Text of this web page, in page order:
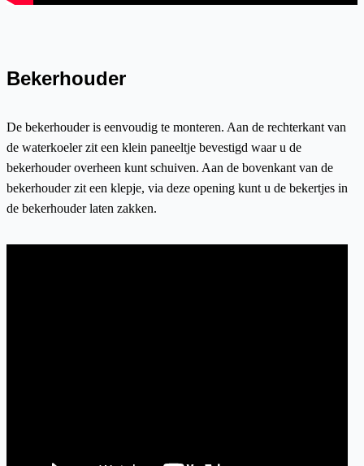
Bekerhouder
De bekerhouder is eenvoudig te monteren. Aan de rechterkant van
de waterkoeler zit een klein paneeltje bevestigd waar u de
bekerhouder overheen kunt schuiven. Aan de bovenkant van de
bekerhouder zit een klepje, via deze opening kunt u de bekertjes in
de bekerhouder laten zakken.